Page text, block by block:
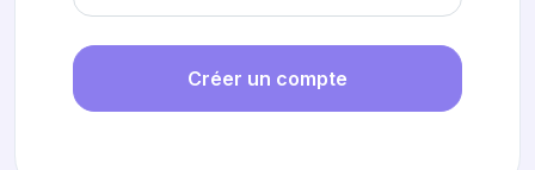
Créer un compte